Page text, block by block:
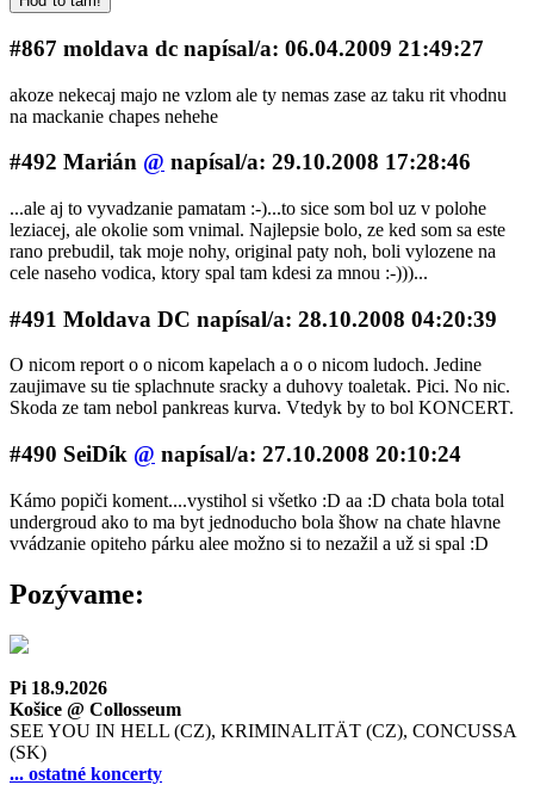
#867 moldava dc napí­sal/a: 06.04.2009 21:49:27
akoze nekecaj majo ne vzlom ale ty nemas zase az taku rit vhodnu
na mackanie chapes nehehe
#492 Marián @ napí­sal/a: 29.10.2008 17:28:46
...ale aj to vyvadzanie pamatam :-)...to sice som bol uz v polohe
leziacej, ale okolie som vnimal. Najlepsie bolo, ze ked som sa este
rano prebudil, tak moje nohy, original paty noh, boli vylozene na
cele naseho vodica, ktory spal tam kdesi za mnou :-)))...
#491 Moldava DC napí­sal/a: 28.10.2008 04:20:39
O nicom report o o nicom kapelach a o o nicom ludoch. Jedine
zaujimave su tie splachnute sracky a duhovy toaletak. Pici. No nic.
Skoda ze tam nebol pankreas kurva. Vtedyk by to bol KONCERT.
#490 SeiDík @ napí­sal/a: 27.10.2008 20:10:24
Kámo popiči koment....vystihol si všetko :D aa :D chata bola total
undergroud ako to ma byt jednoducho bola šhow na chate hlavne
vvádzanie opiteho párku alee možno si to nezažil a už si spal :D
Pozývame:
Pi 18.9.2026
Košice @ Collosseum
SEE YOU IN HELL (CZ), KRIMINALITÄT (CZ), CONCUSSA
(SK)
... ostatné koncerty